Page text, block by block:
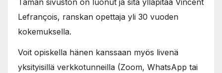
Lefrançois, ranskan opettaja yli 30 vuoden
kokemuksella.
Voit opiskella hänen kanssaan myös livenä
yksityisillä verkkotunneilla (Zoom, WhatsApp tai